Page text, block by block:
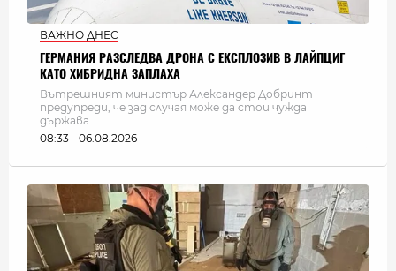
ВАЖНО ДНЕС
ГЕРМАНИЯ РАЗСЛЕДВА ДРОНА С ЕКСПЛОЗИВ В ЛАЙПЦИГ
КАТО ХИБРИДНА ЗАПЛАХА
Вътрешният министър Александер Добринт
предупреди, че зад случая може да стои чужда
държава
08:33 - 06.08.2026